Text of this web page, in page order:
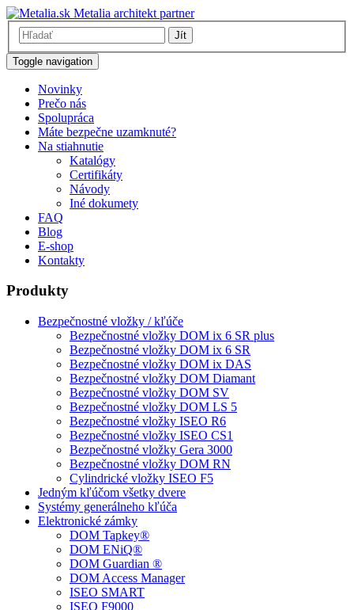
Metalia architekt partner
Jít
Toggle navigation
Novinky
Prečo nás
Spolupráca
Máte bezpečne uzamknuté?
Na stiahnutie
Katalógy
Certifikáty
Návody
Iné dokumety
FAQ
Blog
E-shop
Kontakty
Produkty
Bezpečnostné vložky / kľúče
Bezpečnostné vložky DOM ix 6 SR plus
Bezpečnostné vložky DOM ix 6 SR
Bezpečnostné vložky DOM ix DAS
Bezpečnostné vložky DOM Diamant
Bezpečnostné vložky DOM SV
Bezpečnostné vložky DOM LS 5
Bezpečnostné vložky ISEO R6
Bezpečnostné vložky ISEO CS1
Bezpečnostné vložky Gera 3000
Bezpečnostné vložky DOM RN
Cylindrické vložky ISEO F5
Jedným kľúčom všetky dvere
Systémy generálneho kľúča
Elektronické zámky
DOM Tapkey®
DOM ENiQ®
DOM Guardian ®
DOM Access Manager
ISEO SMART
ISEO F9000